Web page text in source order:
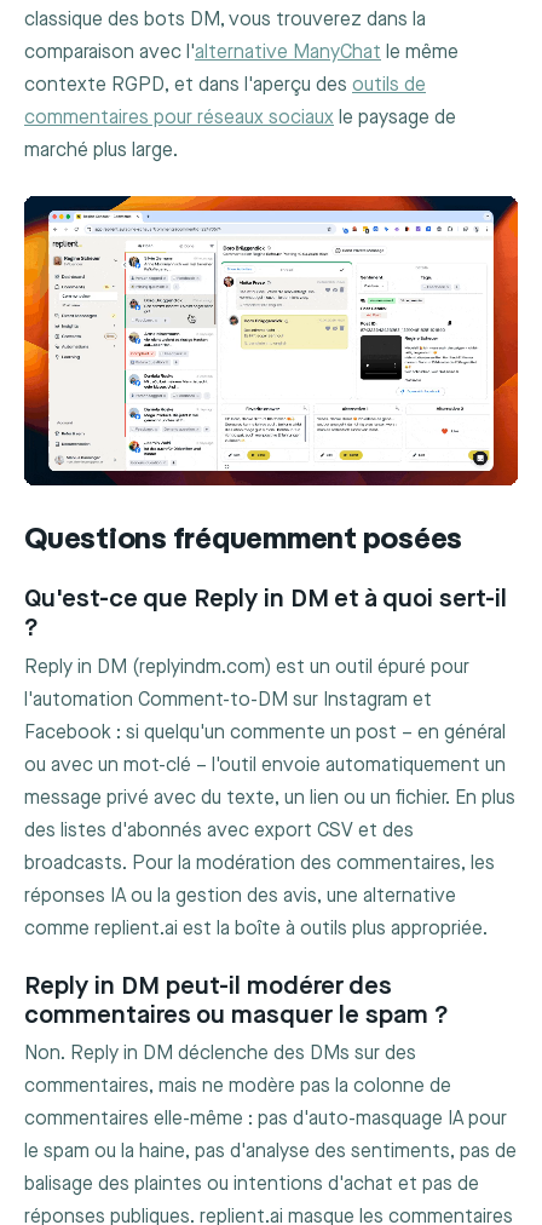
classique des bots DM, vous trouverez dans la
comparaison avec l'alternative ManyChat le même
contexte RGPD, et dans l'aperçu des outils de
commentaires pour réseaux sociaux le paysage de
marché plus large.
Questions fréquemment posées
Qu'est-ce que Reply in DM et à quoi sert-il
?
Reply in DM (replyindm.com) est un outil épuré pour
l'automation Comment-to-DM sur Instagram et
Facebook : si quelqu'un commente un post – en général
ou avec un mot-clé – l'outil envoie automatiquement un
message privé avec du texte, un lien ou un fichier. En plus
des listes d'abonnés avec export CSV et des
broadcasts. Pour la modération des commentaires, les
réponses IA ou la gestion des avis, une alternative
comme replient.ai est la boîte à outils plus appropriée.
Reply in DM peut-il modérer des
commentaires ou masquer le spam ?
Non. Reply in DM déclenche des DMs sur des
commentaires, mais ne modère pas la colonne de
commentaires elle-même : pas d'auto-masquage IA pour
le spam ou la haine, pas d'analyse des sentiments, pas de
balisage des plaintes ou intentions d'achat et pas de
réponses publiques. replient.ai masque les commentaires